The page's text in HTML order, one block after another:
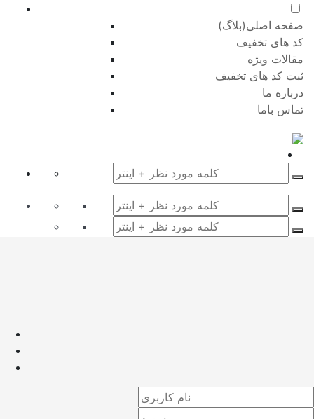
صفحه اصلی(بلاگ)
کد های تخفیف
مقالات ویژه
ثبت کد های تخفیف
درباره ما
تماس باما